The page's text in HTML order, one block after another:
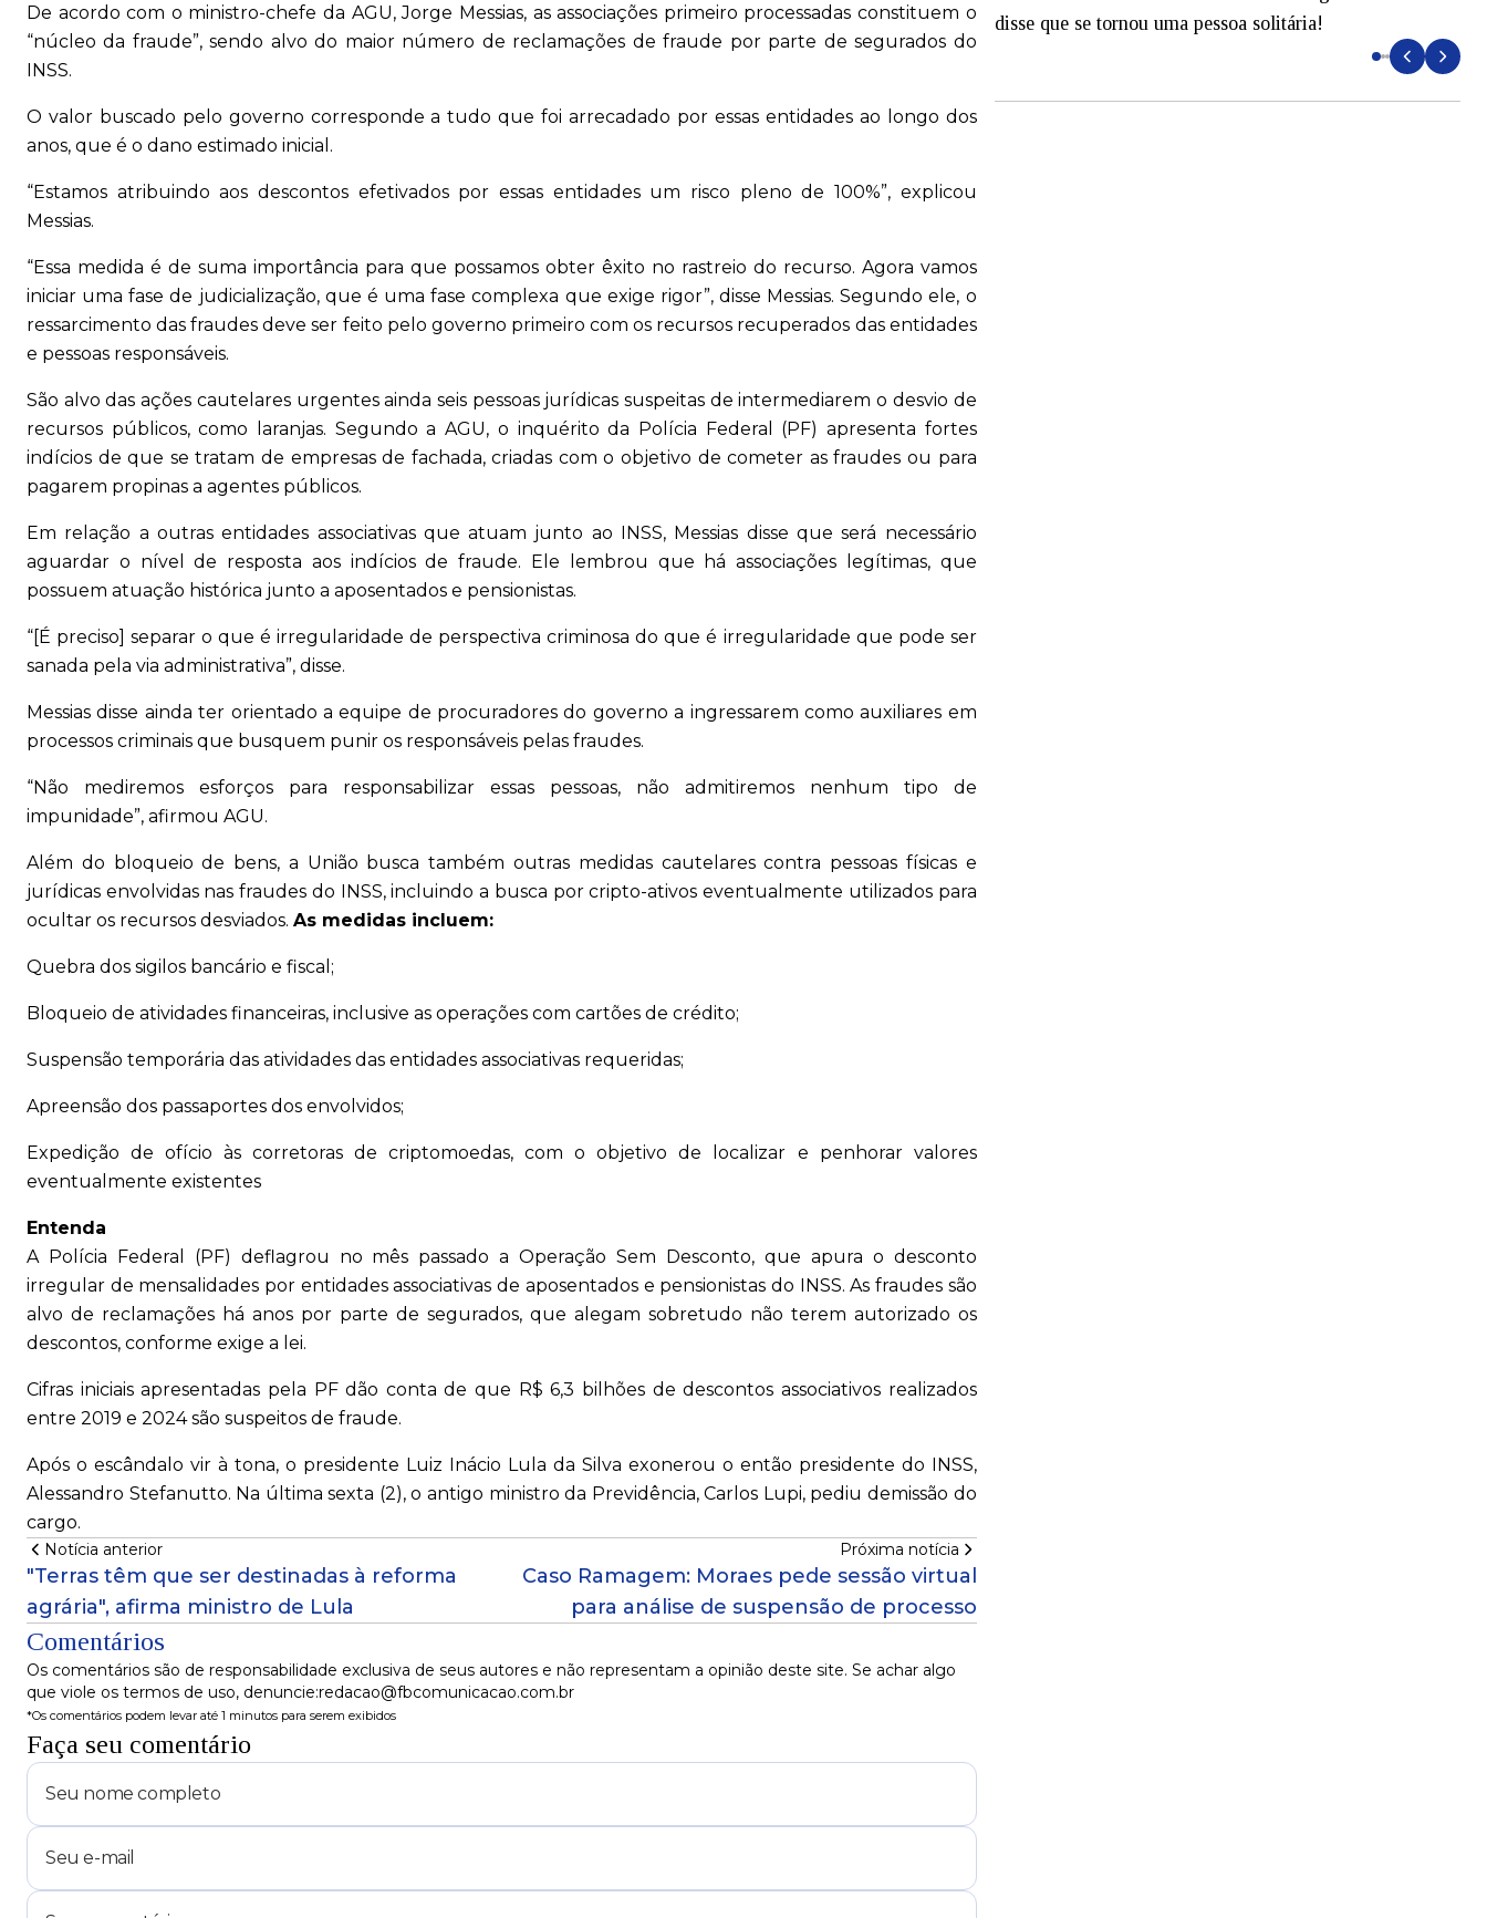
De acordo com o ministro-chefe da AGU, Jorge Messias, as associações primeiro processadas constituem o
“núcleo da fraude”, sendo alvo do maior número de reclamações de fraude por parte de segurados do
INSS.
O valor buscado pelo governo corresponde a tudo que foi arrecadado por essas entidades ao longo dos
anos, que é o dano estimado inicial.
“Estamos atribuindo aos descontos efetivados por essas entidades um risco pleno de 100%”, explicou
Messias.
“Essa medida é de suma importância para que possamos obter êxito no rastreio do recurso. Agora vamos
iniciar uma fase de judicialização, que é uma fase complexa que exige rigor”, disse Messias. Segundo ele, o
ressarcimento das fraudes deve ser feito pelo governo primeiro com os recursos recuperados das entidades
e pessoas responsáveis.
São alvo das ações cautelares urgentes ainda seis pessoas jurídicas suspeitas de intermediarem o desvio de
recursos públicos, como laranjas. Segundo a AGU, o inquérito da Polícia Federal (PF) apresenta fortes
indícios de que se tratam de empresas de fachada, criadas com o objetivo de cometer as fraudes ou para
pagarem propinas a agentes públicos.
Em relação a outras entidades associativas que atuam junto ao INSS, Messias disse que será necessário
aguardar o nível de resposta aos indícios de fraude. Ele lembrou que há associações legítimas, que
possuem atuação histórica junto a aposentados e pensionistas.
“[É preciso] separar o que é irregularidade de perspectiva criminosa do que é irregularidade que pode ser
sanada pela via administrativa”, disse.
Messias disse ainda ter orientado a equipe de procuradores do governo a ingressarem como auxiliares em
processos criminais que busquem punir os responsáveis pelas fraudes.
“Não mediremos esforços para responsabilizar essas pessoas, não admitiremos nenhum tipo de
impunidade”, afirmou AGU.
Além do bloqueio de bens, a União busca também outras medidas cautelares contra pessoas físicas e
jurídicas envolvidas nas fraudes do INSS, incluindo a busca por cripto-ativos eventualmente utilizados para
ocultar os recursos desviados. As medidas incluem:
Quebra dos sigilos bancário e fiscal;
Bloqueio de atividades financeiras, inclusive as operações com cartões de crédito;
Suspensão temporária das atividades das entidades associativas requeridas;
Apreensão dos passaportes dos envolvidos;
Expedição de ofício às corretoras de criptomoedas, com o objetivo de localizar e penhorar valores
eventualmente existentes
Entenda
A Polícia Federal (PF) deflagrou no mês passado a Operação Sem Desconto, que apura o desconto
irregular de mensalidades por entidades associativas de aposentados e pensionistas do INSS. As fraudes são
alvo de reclamações há anos por parte de segurados, que alegam sobretudo não terem autorizado os
descontos, conforme exige a lei.
Cifras iniciais apresentadas pela PF dão conta de que R$ 6,3 bilhões de descontos associativos realizados
entre 2019 e 2024 são suspeitos de fraude.
Após o escândalo vir à tona, o presidente Luiz Inácio Lula da Silva exonerou o então presidente do INSS,
Alessandro Stefanutto. Na última sexta (2), o antigo ministro da Previdência, Carlos Lupi, pediu demissão do
cargo.
Notícia anterior
"Terras têm que ser destinadas à reforma
agrária", afirma ministro de Lula
Próxima notícia
Caso Ramagem: Moraes pede sessão virtual
para análise de suspensão de processo
Comentários
Os comentários são de responsabilidade exclusiva de seus autores e não representam a opinião deste site. Se achar algo
que viole os termos de uso, denuncie:redacao@fbcomunicacao.com.br
*Os comentários podem levar até 1 minutos para serem exibidos
Faça seu comentário
disse que se tornou uma pessoa solitária!